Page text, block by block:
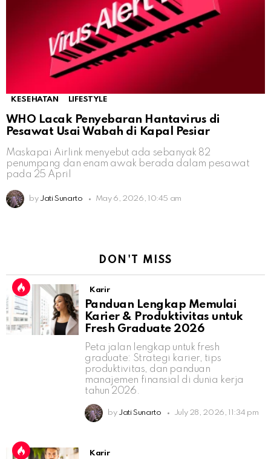
KESEHATAN LIFESTYLE
WHO Lacak Penyebaran Hantavirus di
Pesawat Usai Wabah di Kapal Pesiar
Maskapai Airlink menyebut ada sebanyak 82
penumpang dan enam awak berada dalam pesawat
pada 25 April
by Jati Sunarto May 6, 2026, 10:45 am
DON'T MISS
Karir
Panduan Lengkap Memulai
Karier & Produktivitas untuk
Fresh Graduate 2026
Peta jalan lengkap untuk fresh
graduate: Strategi karier, tips
produktivitas, dan panduan
manajemen finansial di dunia kerja
tahun 2026.
by Jati Sunarto July 28, 2026, 11:34 pm
Karir